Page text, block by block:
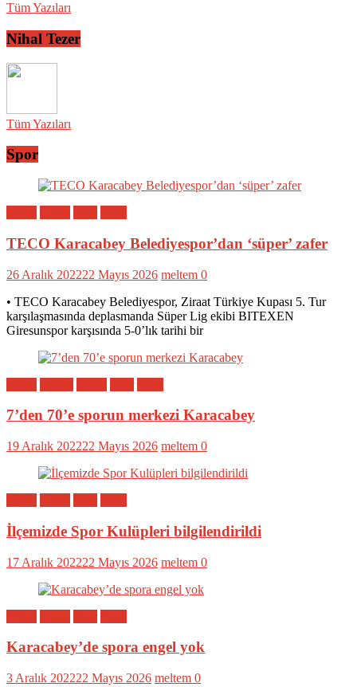
Tüm Yazıları
Nihal Tezer
Tüm Yazıları
Spor
TECO Karacabey Belediyespor’dan ‘süper’ zafer
26 Aralık 202222 Mayıs 2026 meltem 0
• TECO Karacabey Belediyespor, Ziraat Türkiye Kupası 5. Tur
karşılaşmasında deplasmanda Süper Lig ekibi BITEXEN
Giresunspor karşısında 5-0’lık tarihi bir
7’den 70’e sporun merkezi Karacabey
19 Aralık 202222 Mayıs 2026 meltem 0
İlçemizde Spor Kulüpleri bilgilendirildi
17 Aralık 202222 Mayıs 2026 meltem 0
Karacabey’de spora engel yok
3 Aralık 202222 Mayıs 2026 meltem 0